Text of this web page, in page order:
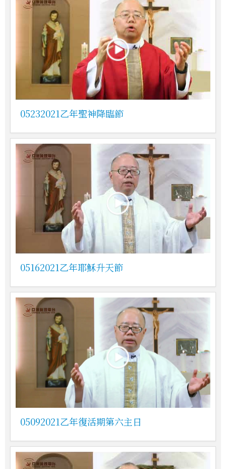
05232021乙年聖神降臨節
05162021乙年耶穌升天節
05092021乙年復活期第六主日